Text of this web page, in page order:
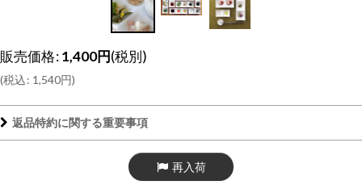
販売価格:1,400円(税別)
(税込: 1,540円)
返品特約に関する重要事項
再入荷